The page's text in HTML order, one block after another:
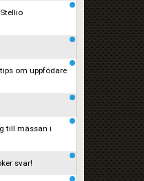
om uppfödare
till mässan i
svar!